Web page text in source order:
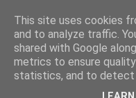
This site uses cookies
and to analyze traffic.
shared with Google
metrics to ensure
statistics, and to detect